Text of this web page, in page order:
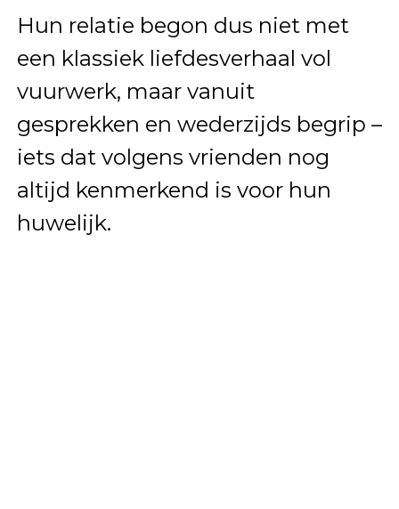
Hun relatie begon dus niet met
een klassiek liefdesverhaal vol
vuurwerk, maar vanuit
gesprekken en wederzijds begrip –
iets dat volgens vrienden nog
altijd kenmerkend is voor hun
huwelijk.